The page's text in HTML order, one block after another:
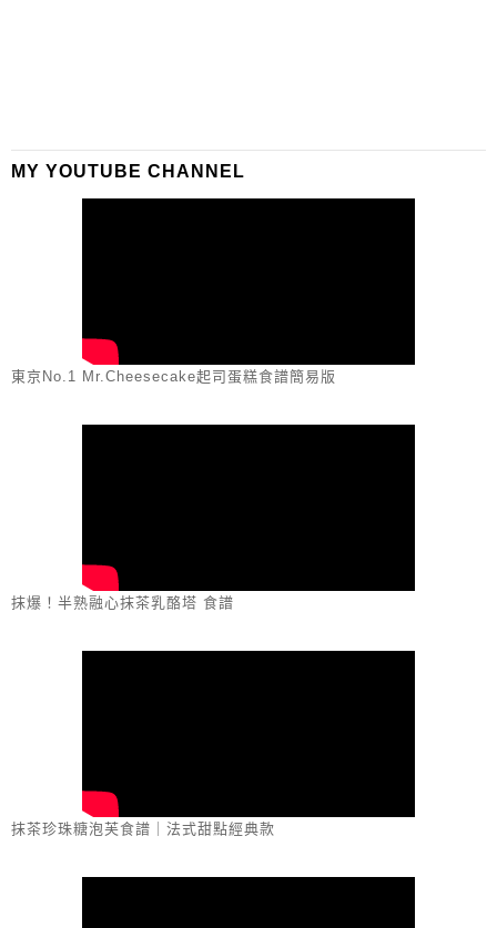
MY YOUTUBE CHANNEL
東京No.1 Mr.Cheesecake起司蛋糕食譜簡易版
抹爆！半熟融心抹茶乳酪塔 食譜
抹茶珍珠糖泡芙食譜｜法式甜點經典款